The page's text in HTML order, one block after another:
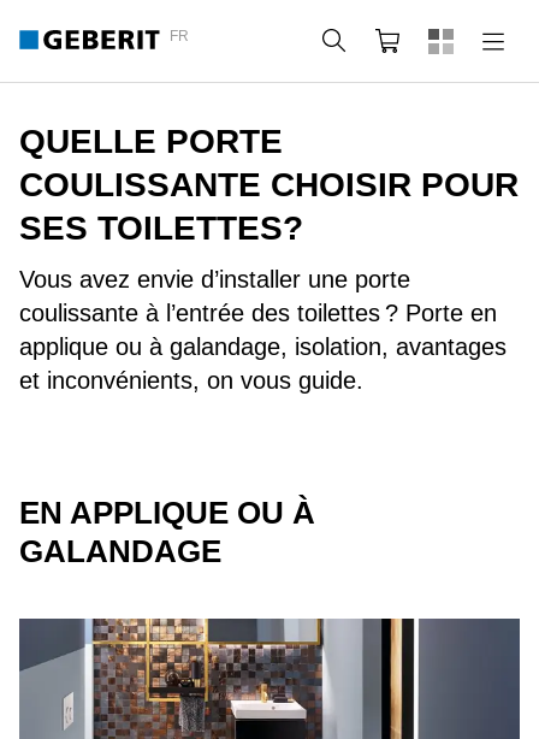
FR Rechercher
Panier
QUELLE PORTE
COULISSANTE CHOISIR POUR
SES TOILETTES?
Vous avez envie d’installer une porte
coulissante à l’entrée des toilettes ? Porte en
applique ou à galandage, isolation, avantages
et inconvénients, on vous guide.
EN APPLIQUE OU À
GALANDAGE